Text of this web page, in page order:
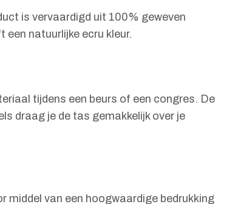
is vervaardigd uit 100% geweven
natuurlijke ecru kleur.
tijdens een beurs of een congres. De
draag je de tas gemakkelijk over je
van een hoogwaardige bedrukking